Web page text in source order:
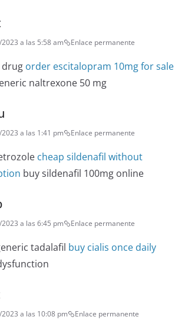
a las 5:58 am Enlace permanente
drug order escitalopram 10mg for sale
naltrexone 50 mg
a las 1:41 pm Enlace permanente
cheap sildenafil without
buy sildenafil 100mg online
a las 6:45 pm Enlace permanente
tadalafil buy cialis once daily
a las 10:08 pm Enlace permanente